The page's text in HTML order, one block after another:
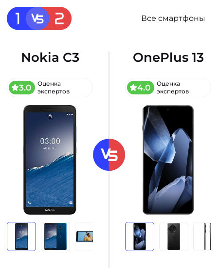
Все смартфоны
Nokia C3
3.0
Оценка
экспертов
OnePlus 13
4.0
Оценка
экспертов